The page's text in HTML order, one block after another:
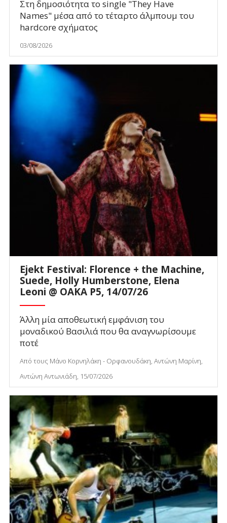
Στη δημοσιότητα το single "They Have
Names" μέσα από το τέταρτο άλμπουμ του
hardcore σχήματος
03/08/2026
Ejekt Festival: Florence + the Machine,
Suede, Holly Humberstone, Elena
Leoni @ ΟΑΚΑ P5, 14/07/26
Άλλη μία αποθεωτική εμφάνιση του
μοναδικού Βασιλιά που θα αναγνωρίσουμε
ποτέ
Από τους Μάνο Κορνηλάκη - Ορφανουδάκη, Αντώνη Μαρίνη,
Αντώνη Αντωνιάδη, 15/07/2026